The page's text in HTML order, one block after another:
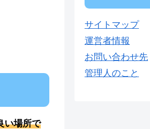
い場所で
サイトマップ
運営者情報
お問い合わせ先
管理人のこと